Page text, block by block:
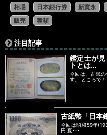
相場
日本銀行券 新寛永
販売
種類
注目記事
鑑定士が
トとは…
今回は、古銭
す。 ところで！
古紙幣「日
今回は昭和59年
円 夏･･･